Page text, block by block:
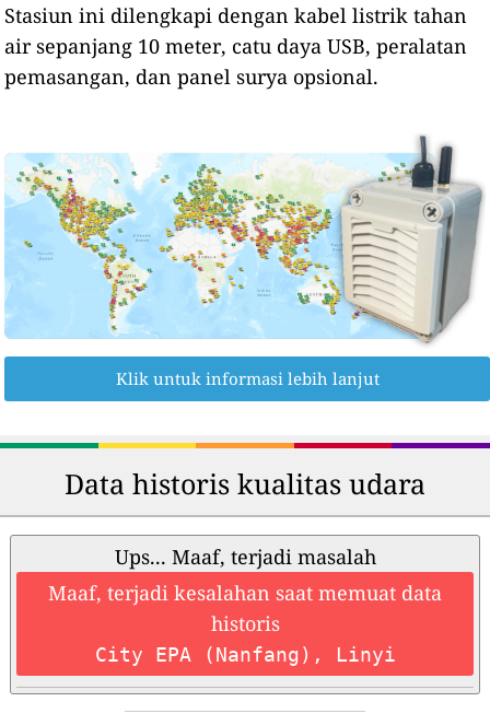
Stasiun ini dilengkapi dengan kabel listrik tahan
air sepanjang 10 meter, catu daya USB, peralatan
pemasangan, dan panel surya opsional.
Klik untuk informasi lebih lanjut
Data historis kualitas udara
Ups... Maaf, terjadi masalah
Maaf, terjadi kesalahan saat memuat data
historis
City EPA (Nanfang), Linyi